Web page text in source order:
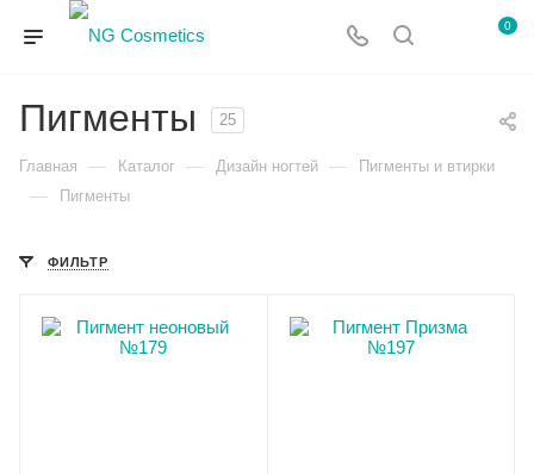
0
Пигменты 25
Главная — Каталог — Дизайн ногтей — Пигменты и втирки
— Пигменты
ФИЛЬТР